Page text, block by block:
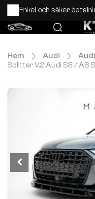
Enkel och säker
Hem Audi
Splitter V.2 Audi S8 / A8